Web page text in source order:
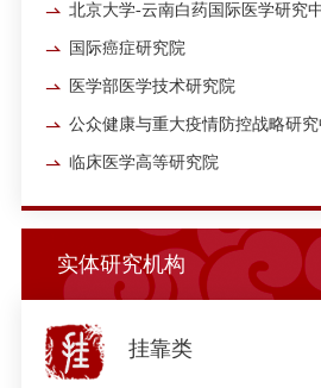
北京大学-云南白药国际医学研究
国际癌症研究院
医学部医学技术研究院
公众健康与重大疫情防控战略研
临床医学高等研究院
实体研究机构
挂靠类